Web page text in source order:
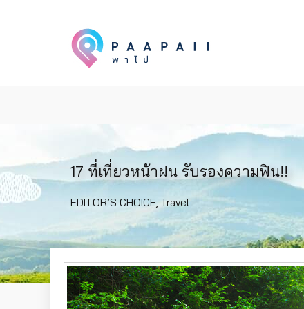
17 ที่เที่ยวหน้าฝน รับรองความฟิน!!
EDITOR’S CHOICE,Travel